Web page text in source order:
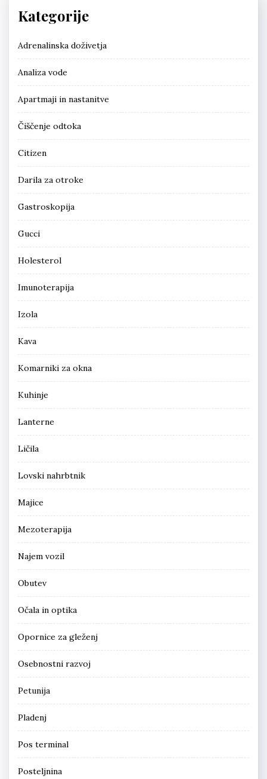
Kategorije
Adrenalinska doživetja
Analiza vode
Apartmaji in nastanitve
Čiščenje odtoka
Citizen
Darila za otroke
Gastroskopija
Gucci
Holesterol
Imunoterapija
Izola
Kava
Komarniki za okna
Kuhinje
Lanterne
Ličila
Lovski nahrbtnik
Majice
Mezoterapija
Najem vozil
Obutev
Očala in optika
Opornice za gleženj
Osebnostni razvoj
Petunija
Pladenj
Pos terminal
Posteljnina